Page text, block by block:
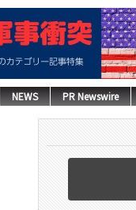
NEWS PR Newswire